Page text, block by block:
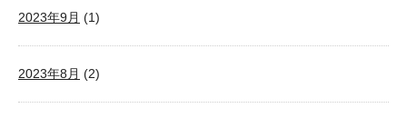
2023年9月 (1)
2023年8月 (2)